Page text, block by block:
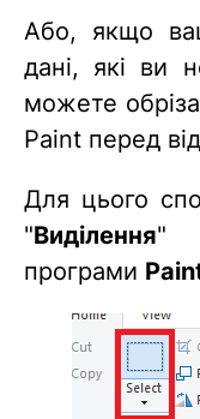
Або, якщо
дані, які ви
можете
Paint перед
Для цього
"Виділення"
програми